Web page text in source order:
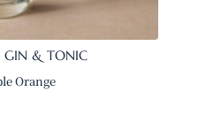
GIN & TONIC
Orange